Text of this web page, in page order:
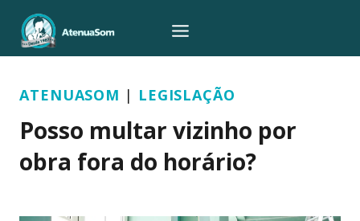
para
o
ATENUASOM | LEGISLAÇÃO
Posso multar vizinho por
obra fora do horário?